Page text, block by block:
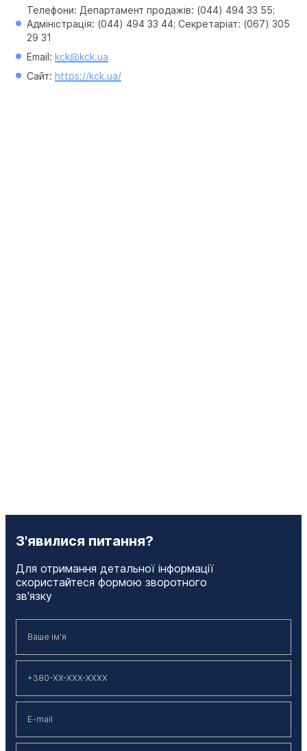
Телефони: Департамент продажів: (044) 494 33 55;
Адміністрація: (044) 494 33 44; Секретаріат: (067) 305
29 31
Email: kck@kck.ua
Сайт: https://kck.ua/
З'явилися питання?
Для отримання детальної інформації
скористайтеся формою зворотного
зв'язку